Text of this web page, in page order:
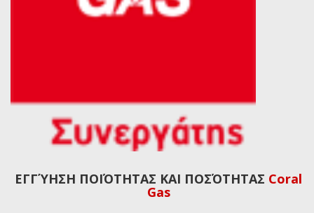
ΕΓΓΎΗΣΗ ΠΟΙΌΤΗΤΑΣ ΚΑΙ ΠΟΣΌΤΗΤΑΣ Coral
Gas